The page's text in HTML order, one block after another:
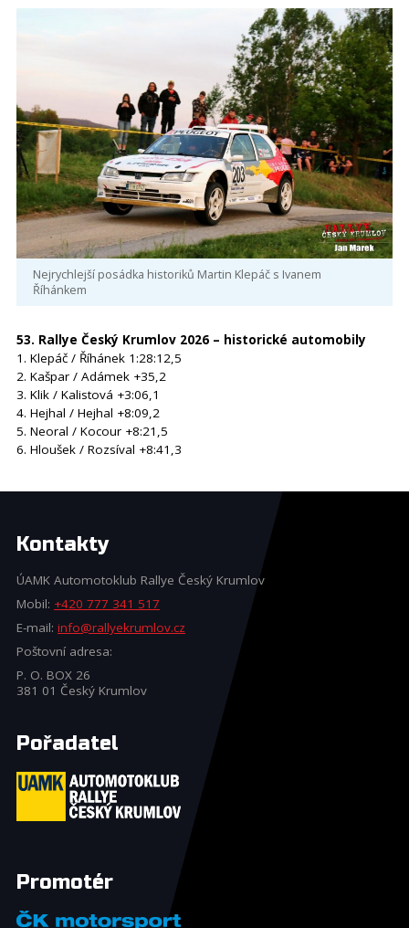
Nejrychlejší posádka historiků Martin Klepáč s Ivanem
Říhánkem
53. Rallye Český Krumlov 2026 – historické automobily
1. Klepáč / Říhánek 1:28:12,5
2. Kašpar / Adámek +35,2
3. Klik / Kalistová +3:06,1
4. Hejhal / Hejhal +8:09,2
5. Neoral / Kocour +8:21,5
6. Hloušek / Rozsíval +8:41,3
Kontakty
ÚAMK Automotoklub Rallye Český Krumlov
Mobil: +420 777 341 517
E-mail: info@rallyekrumlov.cz
Poštovní adresa:
P. O. BOX 26
381 01 Český Krumlov
Pořadatel
Promotér